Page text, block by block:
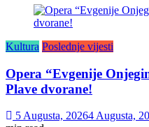
Kultura Poslednje vijesti
Opera “Evgenije
Plave dvorane!
5 Augusta, 20264 Augusta,